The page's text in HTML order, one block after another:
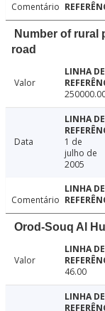
Comentário
Number of rural
road
Valor
Data
1 de
julho de
2005
Comentário
Orod-Souq Al
Valor
46.00